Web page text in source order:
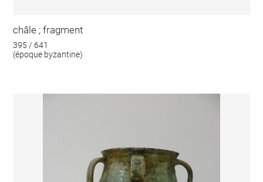
châle ; fragment
395 / 641
(époque byzantine)